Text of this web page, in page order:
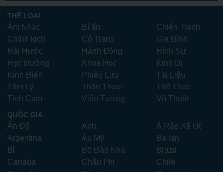
THỂ LOẠI
Âm Nhạc Bí ẩn
Chiến Tranh
Chính kịch
Cổ Trang
Gia Đình
Hài Hước
Hành Động
Hình Sự
Học Đường
Khoa Học
Kinh Dị
Kinh Điển
Phiêu Lưu
Tài Liệu
Tâm Lý
Thần Thoại
Thể Thao
Tình Cảm
Viễn Tưởng Võ Thuật
QUỐC GIA
Ấn Độ Anh
Ả Rập Xê Út
Argentina
Âu Mỹ
Ba lan
Bỉ
Bồ Đào Nha
Brazil
Canada
Châu Phi
Chile